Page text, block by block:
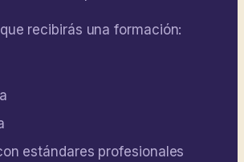
recibirás una formación:
estándares profesionales